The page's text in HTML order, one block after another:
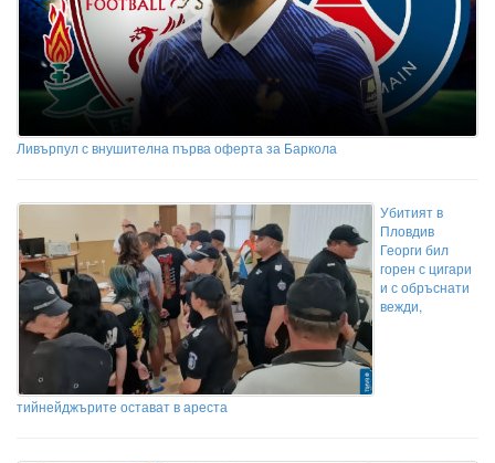
Ливърпул с внушителна първа оферта за Баркола
Убитият в
Пловдив
Георги бил
горен с цигари
и с обръснати
вежди,
тийнейджърите остават в ареста